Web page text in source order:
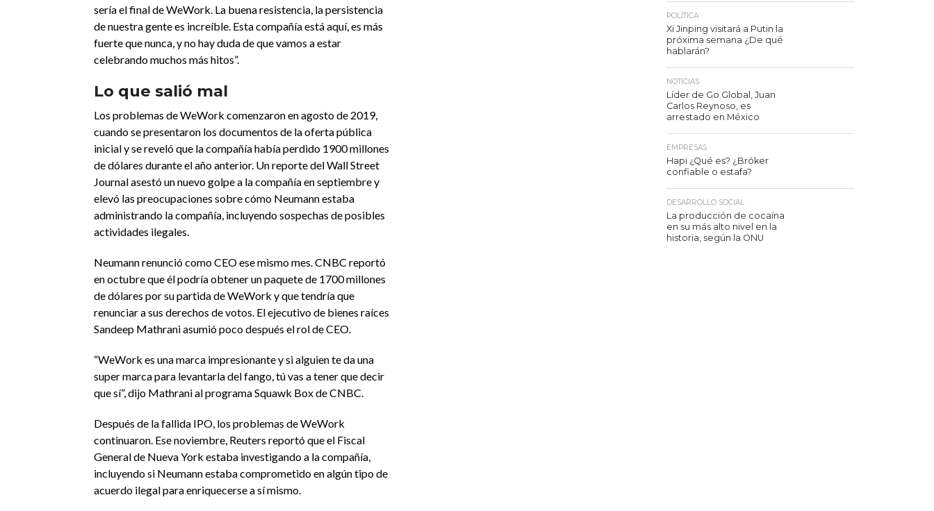
sería el final de WeWork. La buena resistencia, la persistencia
de nuestra gente es increíble. Esta compañía está aquí, es más
fuerte que nunca, y no hay duda de que vamos a estar
celebrando muchos más hitos”.
Lo que salió mal
Los problemas de WeWork comenzaron en agosto de 2019,
cuando se presentaron los documentos de la oferta pública
inicial y se reveló que la compañía había perdido 1900 millones
de dólares durante el año anterior. Un reporte del Wall Street
Journal asestó un nuevo golpe a la compañía en septiembre y
elevó las preocupaciones sobre cómo Neumann estaba
administrando la compañía, incluyendo sospechas de posibles
actividades ilegales.
Neumann renunció como CEO ese mismo mes. CNBC reportó
en octubre que él podría obtener un paquete de 1700 millones
de dólares por su partida de WeWork y que tendría que
renunciar a sus derechos de votos. El ejecutivo de bienes raíces
Sandeep Mathrani asumió poco después el rol de CEO.
“WeWork es una marca impresionante y si alguien te da una
super marca para levantarla del fango, tú vas a tener que decir
que sí”, dijo Mathrani al programa Squawk Box de CNBC.
Después de la fallida IPO, los problemas de WeWork
continuaron. Ese noviembre, Reuters reportó que el Fiscal
General de Nueva York estaba investigando a la compañía,
incluyendo si Neumann estaba comprometido en algún tipo de
acuerdo ilegal para enriquecerse a sí mismo.
POLÍTICA
Xi Jinping visitará a Putin la
próxima semana ¿De qué
hablarán?
NOTICIAS
Líder de Go Global, Juan
Carlos Reynoso, es
arrestado en México
EMPRESAS
Hapi ¿Qué es? ¿Bróker
confiable o estafa?
DESARROLLO SOCIAL
La producción de cocaína
en su más alto nivel en la
historia, según la ONU